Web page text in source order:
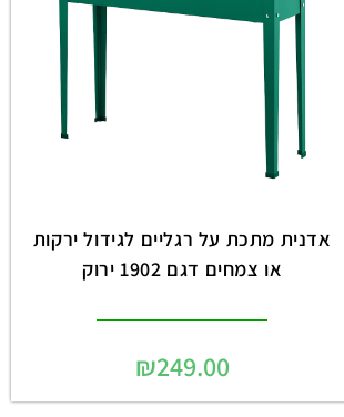
אדנית מתכת על רגליים לגידול ירקות
או צמחים דגם 1902 ירוק
₪249.00